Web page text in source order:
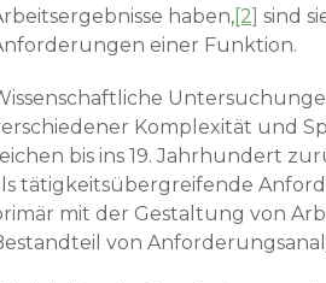
haben,[2] sind
einer Funktion.
Komplexität und
bis ins 19. Jahr­hundert
tätigkeitsübergreifende
mit der Gestaltung von
von